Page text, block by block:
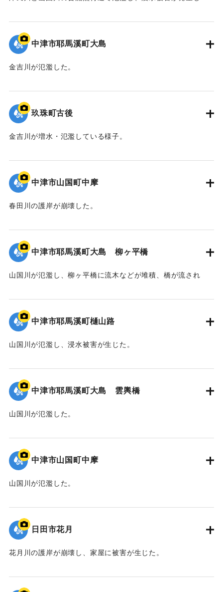
｜固有コード:
中津市耶馬溪町大島
金吉川が氾濫した。
｜固有コード:09922044
玖珠町古後
金吉川が増水・氾濫している様子。
｜固有コード:09922043
中津市山国町中摩
春田川の護岸が崩壊した。
｜固有コード:09922042
中津市耶馬溪町大島 柳ヶ平橋
山国川が氾濫し、柳ヶ平橋に流木などが堆積、橋が流され
｜固有コード:
中津市耶馬溪町樋山路
山国川が氾濫し、浸水被害が生じた。
｜固有コード:09922040
中津市耶馬溪町大島 雲輿橋
山国川が氾濫した。
｜固有コード:09922039
中津市山国町中摩
山国川が氾濫した。
｜固有コード:09922038
日田市花月
花月川の護岸が崩壊し、家屋に被害が生じた。
｜固有コード:09922037